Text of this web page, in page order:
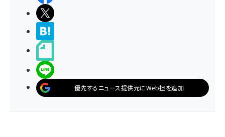
優先するニュース提供元にWeb担を追加